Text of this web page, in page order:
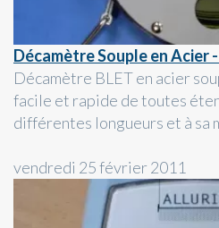
Décamètre Souple en Acier
Décamètre BLET en acier
facile et rapide de toutes
différentes longueurs et à sa
vendredi 25 février 2011